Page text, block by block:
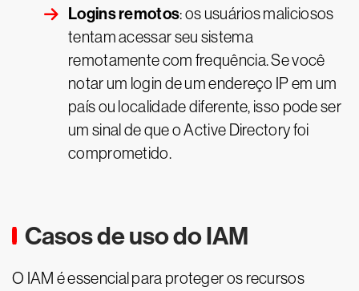
Logins remotos: os usuários maliciosos
tentam acessar seu sistema
remotamente com frequência. Se você
notar um login de um endereço IP em um
país ou localidade diferente, isso pode ser
um sinal de que o Active Directory foi
comprometido.
Casos de uso do IAM
O IAM é essencial para proteger os recursos